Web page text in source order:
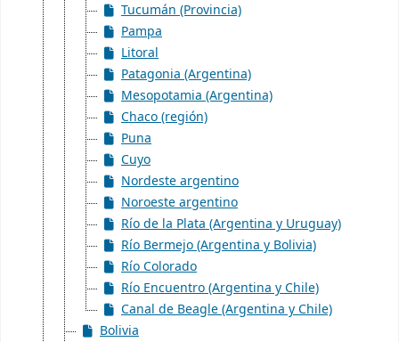
Tucumán (Provincia)
Pampa
Litoral
Patagonia (Argentina)
Mesopotamia (Argentina)
Chaco (región)
Puna
Cuyo
Nordeste argentino
Noroeste argentino
Río de la Plata (Argentina y Uruguay)
Río Bermejo (Argentina y Bolivia)
Río Colorado
Río Encuentro (Argentina y Chile)
Canal de Beagle (Argentina y Chile)
Bolivia